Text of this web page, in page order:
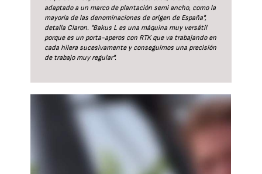
adaptado a un marco de plantación semi ancho, como la
mayoría de las denominaciones de origen de España",
detalla Claron. "Bakus L es una máquina muy versátil
porque es un porta-aperos con RTK que va trabajando en
cada hilera sucesivamente y conseguimos una precisión
de trabajo muy regular".